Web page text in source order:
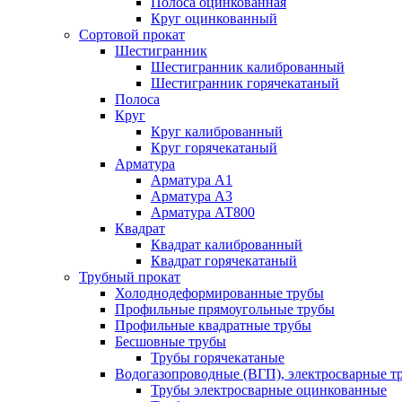
Круг оцинкованный
Сортовой прокат
Шестигранник
Шестигранник калиброванный
Шестигранник горячекатаный
Полоса
Круг
Круг калиброванный
Круг горячекатаный
Арматура
Арматура А1
Арматура А3
Арматура АТ800
Квадрат
Квадрат калиброванный
Квадрат горячекатаный
Трубный прокат
Холоднодеформированные трубы
Профильные прямоугольные трубы
Профильные квадратные трубы
Бесшовные трубы
Трубы горячекатаные
Водогазопроводные (ВГП), электросварные
Трубы электросварные оцинкованные